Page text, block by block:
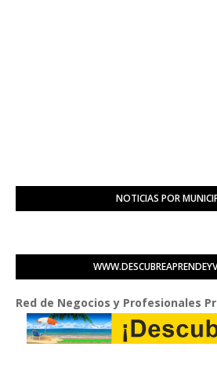
NOTICIAS POR
Negocios y Profesionales